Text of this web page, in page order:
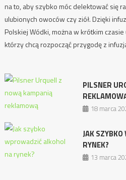
na to, aby szybko móc delektować się
ulubionych owoców czy ziół. Dzięki
Polskiej Wódki, można w krótkim
którzy chcą rozpocząć przygodę z
PILSNER
18 marca
JAK
RYNEK?
13 marca